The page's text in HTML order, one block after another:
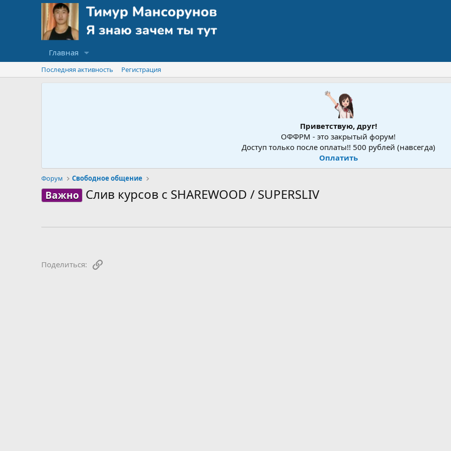
Главная
Последняя активность Регистрация
Приветствую, друг!
ОФФРМ - это закрытый форум!
Доступ только после оплаты!! 500 рублей (навсегда)
Оплатить
Форум Свободное общение
Важно Слив курсов с SHAREWOOD / SUPERSLIV
Поделиться: Ссылка